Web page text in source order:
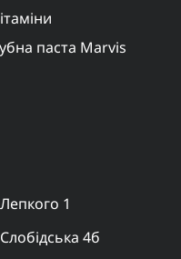
паста Marvis
1
4б